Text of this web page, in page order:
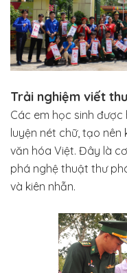
Trải nghiệm viết
Các em học sinh
luyện nét chữ, tạo nên
văn hóa Việt. Đây là
phá nghệ thuật thư
và kiên nhẫn.